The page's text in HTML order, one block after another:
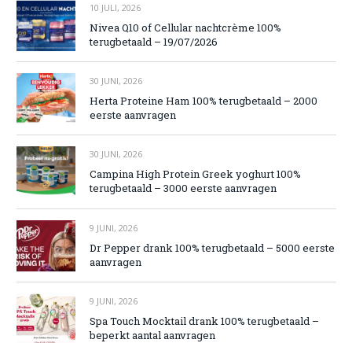
10 JULI, 2026
Nivea Q10 of Cellular nachtcrème 100%
terugbetaald – 19/07/2026
30 JUNI, 2026
Herta Proteine Ham 100% terugbetaald – 2000
eerste aanvragen
30 JUNI, 2026
Campina High Protein Greek yoghurt 100%
terugbetaald – 3000 eerste aanvragen
9 JUNI, 2026
Dr Pepper drank 100% terugbetaald – 5000 eerste
aanvragen
9 JUNI, 2026
Spa Touch Mocktail drank 100% terugbetaald –
beperkt aantal aanvragen